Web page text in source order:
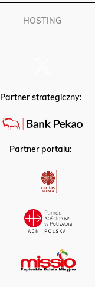
HOSTING
Partner strategiczny:
Partner portalu: